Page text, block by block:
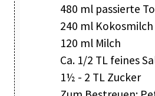
480 ml passierte
240 ml Kokosmilch
120 ml Milch
Ca. 1/2 TL feines
1½ - 2 TL Zucker